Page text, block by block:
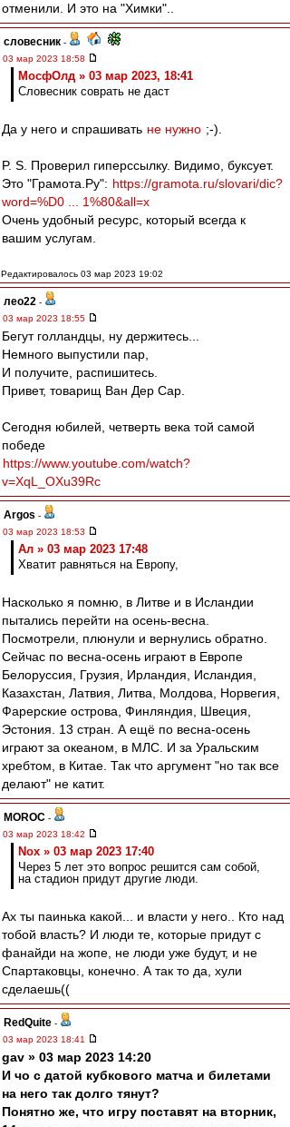
отменили. И это на "Химки"..
словесник -
03 мар 2023 18:58
МосфОлд » 03 мар 2023, 18:41
Словесник соврать не даст
Да у него и спрашивать не нужно ;-).
P. S. Проверил гиперссылку. Видимо, буксует.
Это "Грамота.Ру": https://gramota.ru/slovari/dic?
word=%D0 ... 1%80&all=x
Очень удобный ресурс, который всегда к
вашим услугам.
Редактировалось 03 мар 2023 19:02
лео22 -
03 мар 2023 18:55
Бегут голландцы, ну держитесь...
Немного выпустили пар,
И получите, распишитесь.
Привет, товарищ Ван Дер Сар.
Сегодня юбилей, четверть века той самой
победе
https://www.youtube.com/watch?
v=XqL_OXu39Rc
Argos -
03 мар 2023 18:53
Ал » 03 мар 2023 17:48
Хватит равняться на Европу,
Насколько я помню, в Литве и в Исландии
пытались перейти на осень-весна.
Посмотрели, плюнули и вернулись обратно.
Сейчас по весна-осень играют в Европе
Белоруссия, Грузия, Ирландия, Исландия,
Казахстан, Латвия, Литва, Молдова, Норвегия,
Фарерские острова, Финляндия, Швеция,
Эстония. 13 стран. А ещё по весна-осень
играют за океаном, в МЛС. И за Уральским
хребтом, в Китае. Так что аргумент "но так все
делают" не катит.
MOROC -
03 мар 2023 18:42
Nox » 03 мар 2023 17:40
Через 5 лет это вопрос решится сам собой,
на стадион придут другие люди.
Ах ты паинька какой... и власти у него.. Кто над
тобой власть? И люди те, которые придут с
фанайди на жопе, не люди уже будут, и не
Спартаковцы, конечно. А так то да, хули
сделаешь((
RedQuite -
03 мар 2023 18:41
gav » 03 мар 2023 14:20
И чо с датой кубкового матча и билетами
на него так долго тянут?
Понятно же, что игру поставят на вторник,